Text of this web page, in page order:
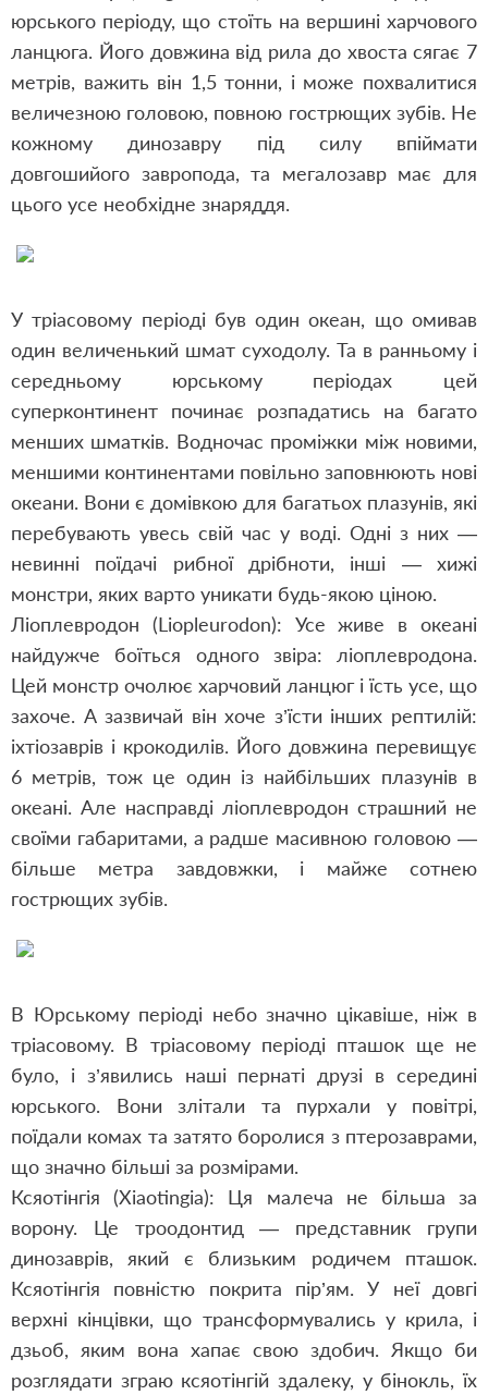
юрського періоду, що стоїть на вершині харчового
ланцюга. Його довжина від рила до хвоста сягає 7
метрів, важить він 1,5 тонни, і може похвалитися
величезною головою, повною гострющих зубів. Не
кожному динозавру під силу впіймати
довгошийого завропода, та мегалозавр має для
цього усе необхідне знаряддя.
У тріасовому періоді був один океан, що омивав
один величенький шмат суходолу. Та в ранньому і
середньому юрському періодах цей
суперконтинент починає розпадатись на багато
менших шматків. Водночас проміжки між новими,
меншими континентами повільно заповнюють нові
океани. Вони є домівкою для багатьох плазунів, які
перебувають увесь свій час у воді. Одні з них —
невинні поїдачі рибної дрібноти, інші — хижі
монстри, яких варто уникати будь-якою ціною.
Ліоплевродон (Liopleurodon): Усе живе в океані
найдужче боїться одного звіра: ліоплевродона.
Цей монстр очолює харчовий ланцюг і їсть усе, що
захоче. А зазвичай він хоче з’їсти інших рептилій:
іхтіозаврів і крокодилів. Його довжина перевищує
6 метрів, тож це один із найбільших плазунів в
океані. Але насправді ліоплевродон страшний не
своїми габаритами, а радше масивною головою —
більше метра завдовжки, і майже сотнею
гострющих зубів.
В Юрському періоді небо значно цікавіше, ніж в
тріасовому. В тріасовому періоді пташок ще не
було, і з’явились наші пернаті друзі в середині
юрського. Вони злітали та пурхали у повітрі,
поїдали комах та затято боролися з птерозаврами,
що значно більші за розмірами.
Ксяотінгія (Xiaotingia): Ця малеча не більша за
ворону. Це троодонтид — представник групи
динозаврів, який є близьким родичем пташок.
Ксяотінгія повністю покрита пір’ям. У неї довгі
верхні кінцівки, що трансформувались у крила, і
дзьоб, яким вона хапає свою здобич. Якщо би
розглядати зграю ксяотінгій здалеку, у бінокль, їх